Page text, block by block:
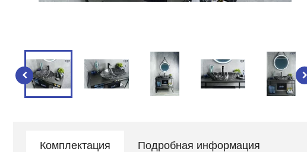
Комплектация Подробная информация